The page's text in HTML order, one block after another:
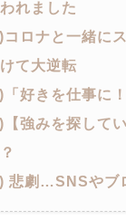
れました
コロナと一緒に
て大逆転
「好きを仕事に
【強みを探して
悲劇…SNSやブ